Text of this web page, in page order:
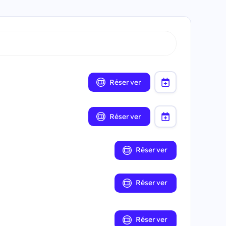
Réserver
Réserver
Réserver
Réserver
Réserver